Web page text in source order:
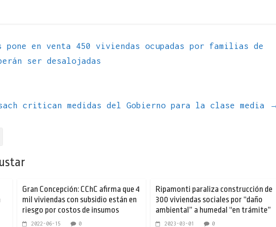
pone en venta 450 viviendas ocupadas por familias de
ser desalojadas
critican medidas del Gobierno para la clase media
Gran Concepción: CChC afirma que 4
mil viviendas con subsidio están en
riesgo por costos de insumos
2022-06-15 0
Ripamonti paraliza construcción de
300 viviendas sociales por “daño
ambiental” a humedal “en trámite”
2023-03-01 0